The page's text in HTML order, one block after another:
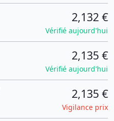
2,132 €
Vérifié aujourd'hui
2,135 €
Vérifié aujourd'hui
2,135 €
Vigilance prix